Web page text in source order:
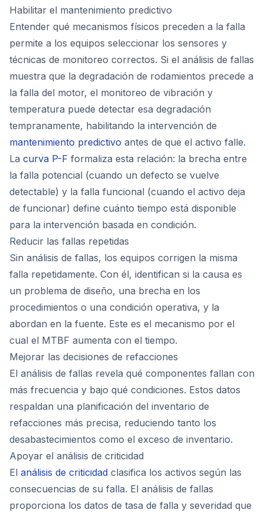
Habilitar el mantenimiento predictivo
Entender qué mecanismos físicos preceden a la falla
permite a los equipos seleccionar los sensores y
técnicas de monitoreo correctos. Si el análisis de fallas
muestra que la degradación de rodamientos precede a
la falla del motor, el monitoreo de vibración y
temperatura puede detectar esa degradación
tempranamente, habilitando la intervención de
mantenimiento predictivo antes de que el activo falle.
La curva P-F formaliza esta relación: la brecha entre
la falla potencial (cuando un defecto se vuelve
detectable) y la falla funcional (cuando el activo deja
de funcionar) define cuánto tiempo está disponible
para la intervención basada en condición.
Reducir las fallas repetidas
Sin análisis de fallas, los equipos corrigen la misma
falla repetidamente. Con él, identifican si la causa es
un problema de diseño, una brecha en los
procedimientos o una condición operativa, y la
abordan en la fuente. Este es el mecanismo por el
cual el MTBF aumenta con el tiempo.
Mejorar las decisiones de refacciones
El análisis de fallas revela qué componentes fallan con
más frecuencia y bajo qué condiciones. Estos datos
respaldan una planificación del inventario de
refacciones más precisa, reduciendo tanto los
desabastecimientos como el exceso de inventario.
Apoyar el análisis de criticidad
El análisis de criticidad clasifica los activos según las
consecuencias de su falla. El análisis de fallas
proporciona los datos de tasa de falla y severidad que